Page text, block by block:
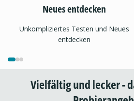
Neues entdecken
Unkompliziertes Testen und Neues
entdecken
Vielfältig und lecker -